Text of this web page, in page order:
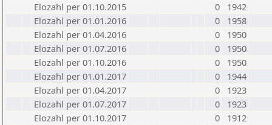
Elozahl per 01.10.2015
0
1942
Elozahl per 01.01.2016
0
1958
Elozahl per 01.04.2016
0
1950
Elozahl per 01.07.2016
0
1950
Elozahl per 01.10.2016
0
1950
Elozahl per 01.01.2017
0
1944
Elozahl per 01.04.2017
0
1923
Elozahl per 01.07.2017
0
1923
Elozahl per 01.10.2017
0
1912